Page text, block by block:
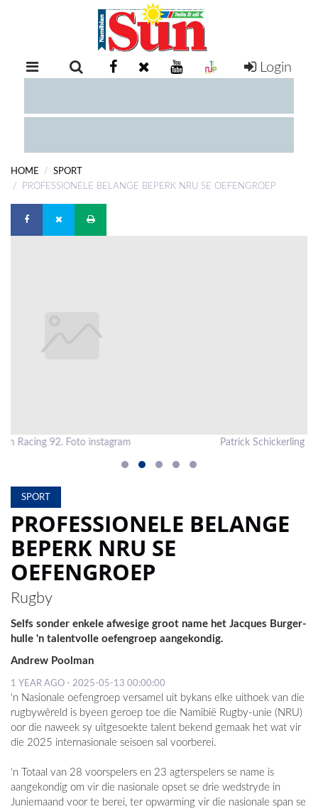
RETAIL
EXAM
COMPETITIONS
DIGITAL
PUBLICATIONS
ESP
MAGAZINE
COMPETITIONS
Login
HOME
SPORT
PROFESSIONELE BELANGE BEPERK NRU SE OEFENGROEP
Patrick Schickerling van Glasgow Warriors. Foto Facebook
SPORT
PROFESSIONELE BELANGE
BEPERK NRU SE
OEFENGROEP
Rugby
Selfs sonder enkele afwesige groot name het Jacques Burger-
hulle 'n talentvolle oefengroep aangekondig.
Andrew Poolman
1 YEAR AGO - 2025-05-13 00:00:00
‘n Nasionale oefengroep versamel uit bykans elke uithoek van die
rugbywêreld is byeen geroep toe die Namibië Rugby-unie (NRU)
oor die naweek sy uitgesoekte talent bekend gemaak het wat vir
die 2025 internasionale seisoen sal voorberei.
‘n Totaal van 28 voorspelers en 23 agterspelers se name is
aangekondig om vir die nasionale opset se drie wedstryde in
Juniemaand voor te berei, ter opwarming vir die nasionale span se